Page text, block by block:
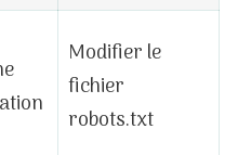
Modifier le
fichier
robots.txt